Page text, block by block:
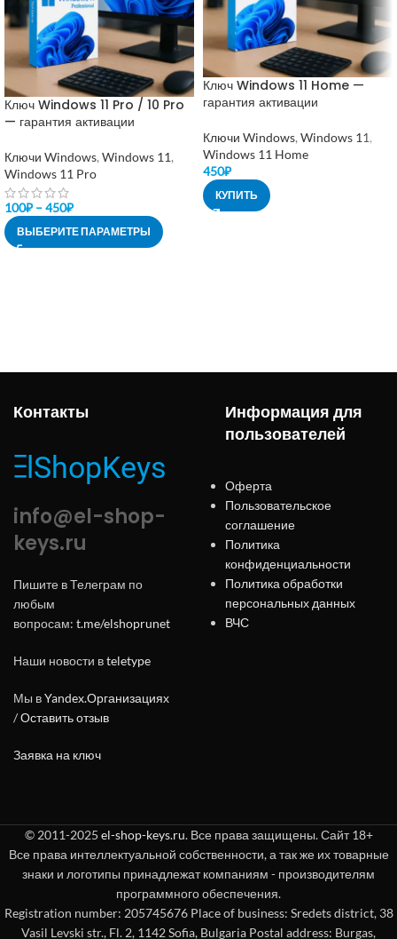
Ключ Windows 11 Pro / 10 Pro
— гарантия активации
Ключи Windows, Windows 11,
Windows 11 Pro
100₽ –450₽
ВЫБЕРИТЕ ПАРАМЕТРЫ
Ключ Windows 11 Home —
гарантия активации
Ключи Windows, Windows 11,
Windows 11 Home
450₽
КУПИТЬ
Контакты
info@el-shop-
keys.ru
Пишите в Телеграм по
любым
вопросам: t.me/elshoprunet
Наши новости вteletype
Мы вYandex.Организациях
/Оставить отзыв
Заявка на ключ
Информация для
пользователей
Оферта
Пользовательское
соглашение
Политика
конфиденциальности
Политика обработки
персональных данных
ВЧС
© 2011-2025 el-shop-keys.ru. Все права защищены. Сайт 18+
Все права интеллектуальной собственности, а так же их товарные
знаки и логотипы принадлежат компаниям - производителям
программного обеспечения.
Registration number: 205745676 Place of business: Sredets district, 38
Vasil Levski str., Fl. 2, 1142 Sofia, Bulgaria Postal address: Burgas,